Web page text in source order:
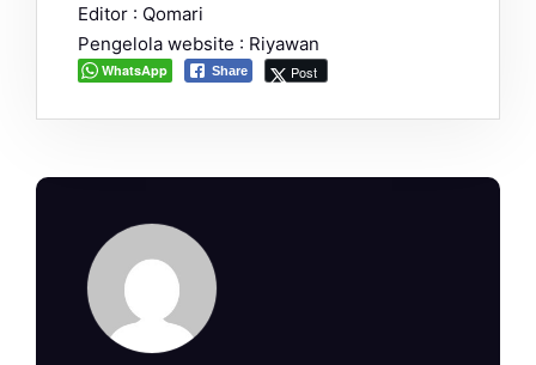
Editor : Qomari
Pengelola website : Riyawan
WhatsApp Share Post